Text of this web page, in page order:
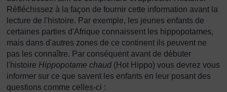
Réfléchissez à la façon de fournir cette information avant la
lecture de l'histoire. Par exemple, les jeunes enfants de
certaines parties d'Afrique connaissent les hippopotames,
mais dans d'autres zones de ce continent ils peuvent ne
pas les connaître. Par conséquent avant de débuter
l'histoire Hippopotame chaud (Hot Hippo) vous devrez vous
informer sur ce que savent les enfants en leur posant des
questions comme celles-ci :